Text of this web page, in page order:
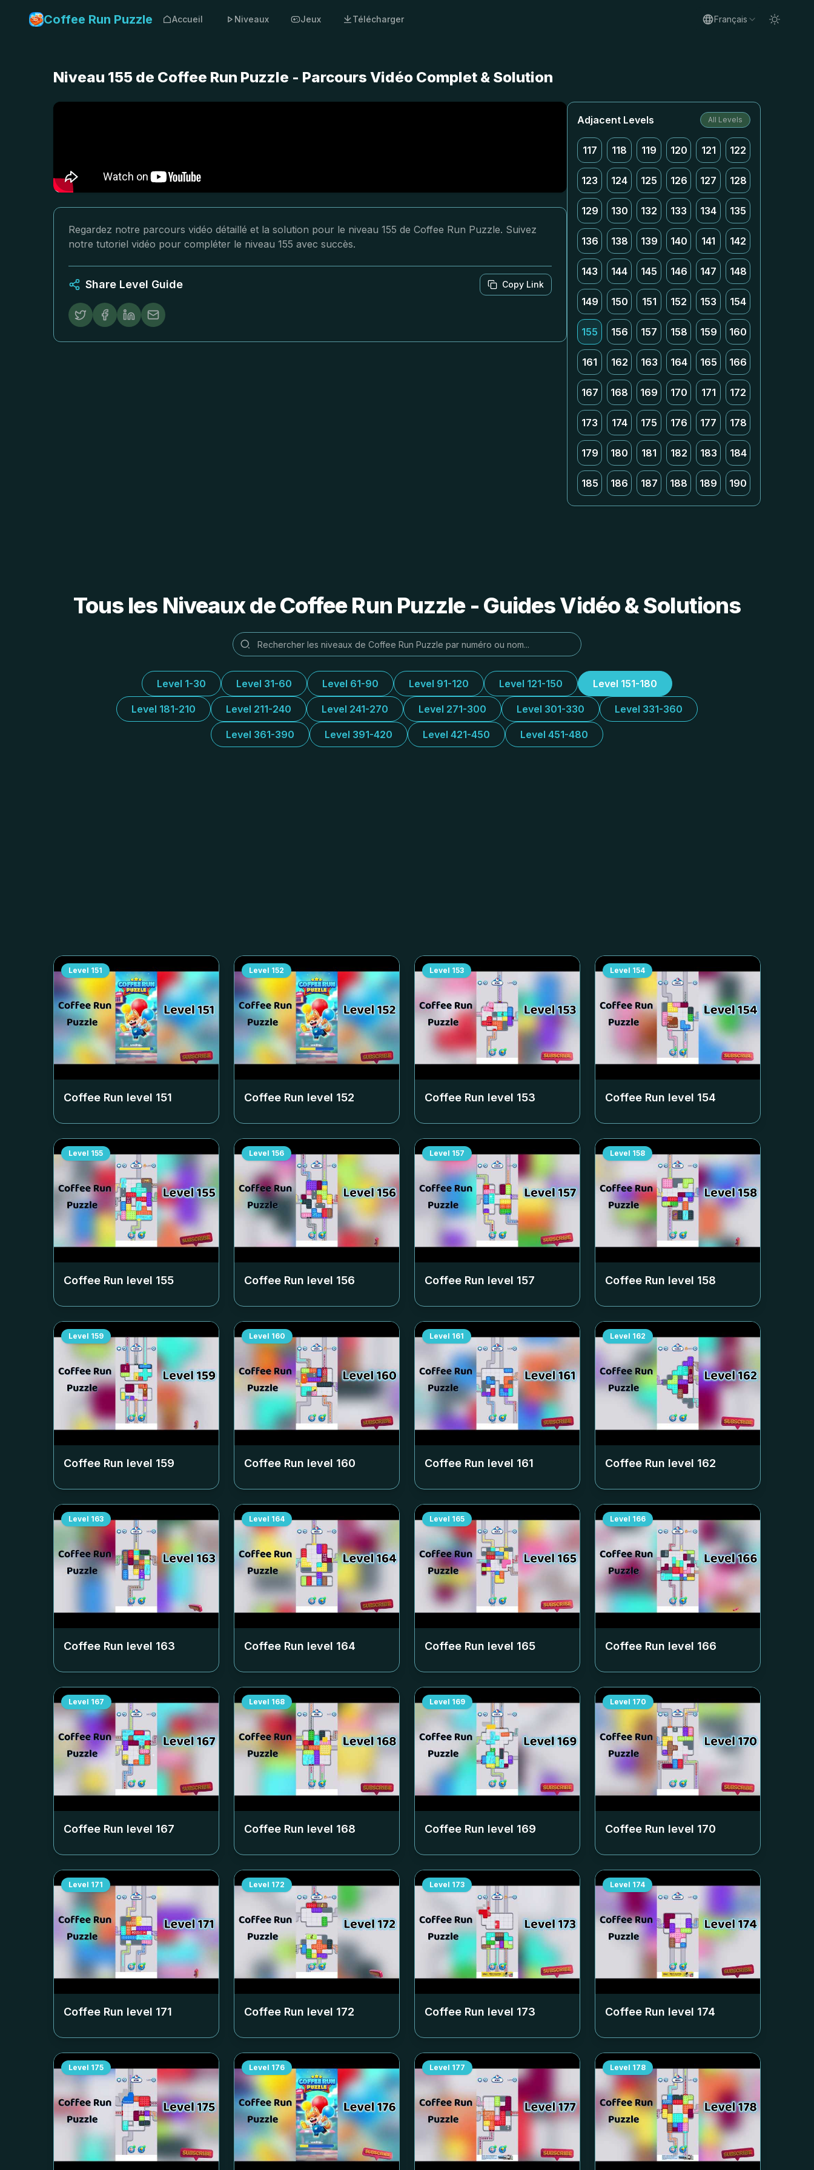
Coffee Run Puzzle Accueil Niveaux Jeux Télécharger Français
Niveau 155 de Coffee Run Puzzle - Parcours Vidéo Complet & Solution
Regardez notre parcours vidéo détaillé et la solution pour le niveau 155 de Coffee Run Puzzle. Suivez
notre tutoriel vidéo pour compléter le niveau 155 avec succès.
Share Level Guide Copy Link
Adjacent Levels All Levels
117 118 119 120 121 122
123 124 125 126 127 128
129 130 132 133 134 135
136 138 139 140 141 142
143 144 145 146 147 148
149 150 151 152 153 154
155 156 157 158 159 160
161 162 163 164 165 166
167 168 169 170 171 172
173 174 175 176 177 178
179 180 181 182 183 184
185 186 187 188 189 190
Tous les Niveaux de Coffee Run Puzzle - Guides Vidéo & Solutions
Level 1-30 Level 31-60 Level 61-90 Level 91-120 Level 121-150 Level 151-180
Level 181-210 Level 211-240 Level 241-270 Level 271-300 Level 301-330 Level 331-360
Level 361-390 Level 391-420 Level 421-450 Level 451-480
Level 151
Coffee Run level 151
Level 152
Coffee Run level 152
Level 153
Coffee Run level 153
Level 154
Coffee Run level 154
Level 155
Coffee Run level 155
Level 156
Coffee Run level 156
Level 157
Coffee Run level 157
Level 158
Coffee Run level 158
Level 159
Coffee Run level 159
Level 160
Coffee Run level 160
Level 161
Coffee Run level 161
Level 162
Coffee Run level 162
Level 163
Coffee Run level 163
Level 164
Coffee Run level 164
Level 165
Coffee Run level 165
Level 166
Coffee Run level 166
Level 167
Coffee Run level 167
Level 168
Coffee Run level 168
Level 169
Coffee Run level 169
Level 170
Coffee Run level 170
Level 171
Coffee Run level 171
Level 172
Coffee Run level 172
Level 173
Coffee Run level 173
Level 174
Coffee Run level 174
Level 175 Level 176 Level 177 Level 178